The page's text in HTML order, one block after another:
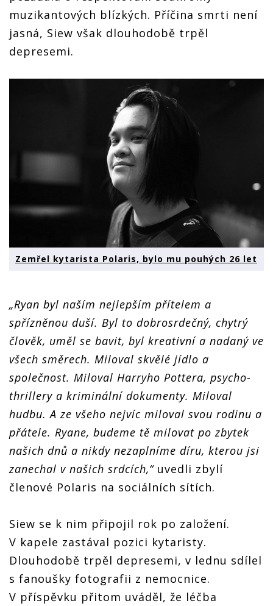
muzikantových blízkých. Příčina smrti není
jasná, Siew však dlouhodobě trpěl
depresemi.
Zemřel kytarista Polaris, bylo mu pouhých 26 let
„Ryan byl naším nejlepším přítelem a
spřízněnou duší. Byl to dobrosrdečný, chytrý
člověk, uměl se bavit, byl kreativní a nadaný ve
všech směrech. Miloval skvělé jídlo a
společnost. Miloval Harryho Pottera, psycho-
thrillery a kriminální dokumenty. Miloval
hudbu. A ze všeho nejvíc miloval svou rodinu a
přátele. Ryane, budeme tě milovat po zbytek
našich dnů a nikdy nezaplníme díru, kterou jsi
zanechal v našich srdcích,“uvedli zbylí
členové Polaris na sociálních sítích.
Siew se k nim připojil rok po založení.
V kapele zastával pozici kytaristy.
Dlouhodobě trpěl depresemi, v lednu sdílel
s fanoušky fotografii z nemocnice.
V příspěvku přitom uváděl, že léčba